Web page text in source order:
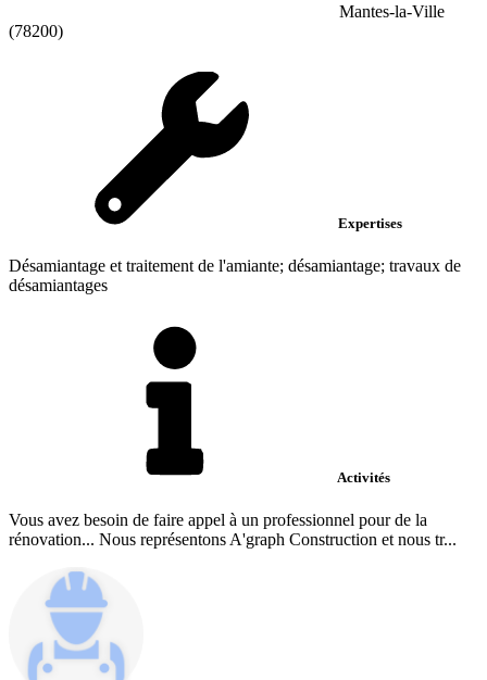
Mantes-la-Ville
(78200)
Expertises
Désamiantage et traitement de l'amiante; désamiantage; travaux de
désamiantages
Activités
Vous avez besoin de faire appel à un professionnel pour de la
rénovation... Nous représentons A'graph Construction et nous tr...